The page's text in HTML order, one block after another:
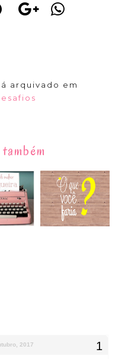
arquivado em
2017